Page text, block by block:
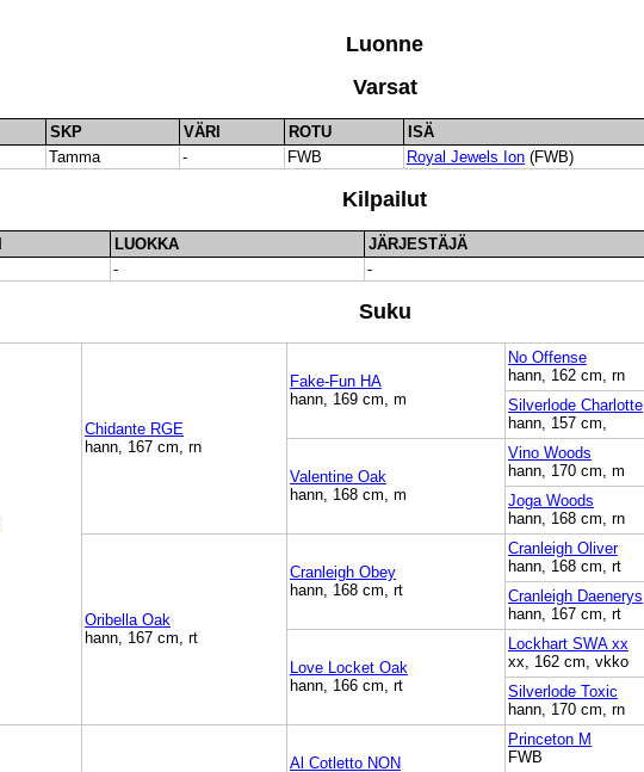
Luonne
Varsat
SKP VÄRI ROTU ISÄ
Tamma - FWB Royal Jewels Ion(FWB)
Kilpailut
LUOKKA JÄRJESTÄJÄ
- -
Suku
Chidante RGE
hann, 167 cm, rn
Fake-Fun HA
hann, 169 cm, m
No Offense
hann, 162 cm, rn
Silverlode Charlotte
hann, 157 cm,
Valentine Oak
hann, 168 cm, m
Vino Woods
hann, 170 cm, m
Joga Woods
hann, 168 cm, rn
Oribella Oak
hann, 167 cm, rt
Cranleigh Obey
hann, 168 cm, rt
Cranleigh Oliver
hann, 168 cm, rt
Cranleigh Daenerys
hann, 167 cm, rt
Love Locket Oak
hann, 166 cm, rt
Lockhart SWA xx
xx, 162 cm, vkko
Silverlode Toxic
hann, 170 cm, rn
Al Cotletto NON
Princeton M
FWB